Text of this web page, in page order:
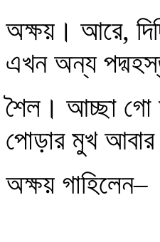
অক্ষয়। আরে,
এখন অন্য
শৈল। আচ্ছা গো
পোড়ার মুখ
অক্ষয় গাহিলেন–